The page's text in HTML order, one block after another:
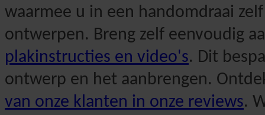
waarmee u in een handomdraai
ontwerpen. Breng zelf eenvoudig
plakinstructies en video's. Dit
ontwerp en het aanbrengen.
van onze klanten in onze reviews.